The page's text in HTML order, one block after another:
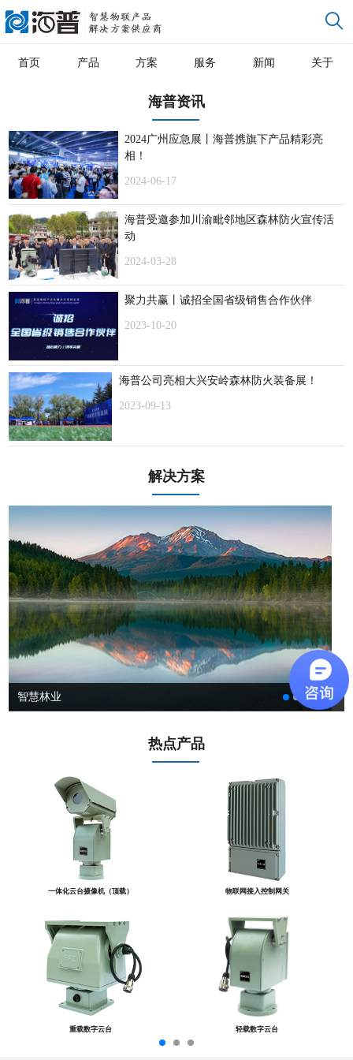
首页 产品 方案 服务 新闻 关于
海普资讯
2024广州应急展丨海普携旗下产品精彩亮
相！
2024-06-17
海普受邀参加川渝毗邻地区森林防火宣传活
动
2024-03-28
聚力共赢丨诚招全国省级销售合作伙伴
2023-10-20
海普公司亮相大兴安岭森林防火装备展！
2023-09-13
解决方案
智慧林业
热点产品
一体化云台摄像机（顶载） 物联网接入控制网关
重载数字云台 轻载数字云台